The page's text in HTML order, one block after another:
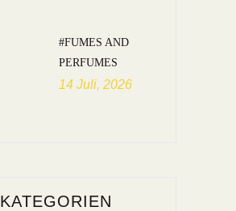
#FUMES AND
PERFUMES
14 Juli, 2026
KATEGORIEN